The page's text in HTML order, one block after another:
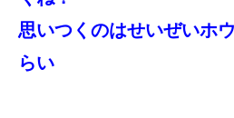
思いつくのはせいぜいホ
らい